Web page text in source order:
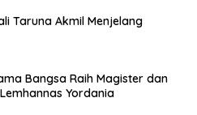
Taruna Akmil Menjelang
Bangsa Raih Magister dan
Yordania